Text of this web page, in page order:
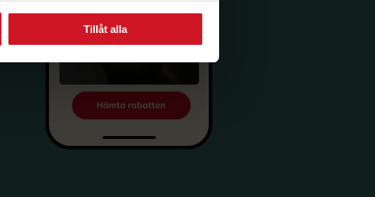
Tillåt alla